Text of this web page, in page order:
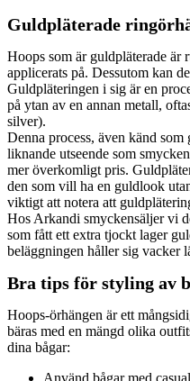
Guldpläterade
Hoops som är guldpläterade är
applicerats på. Dessutom kan
Guldpläteringen i sig är en
på ytan av en annan metall,
silver).
Denna process, även känd
liknande utseende som
mer överkomligt pris.
den som vill ha en guldlook
viktigt att notera att
Hos Arkandi smyckensäljer vi
som fått ett extra tjockt lager
beläggningen håller sig vacker
Bra tips för styling av
Hoops-örhängen är ett
bäras med en mängd olika
dina bågar: